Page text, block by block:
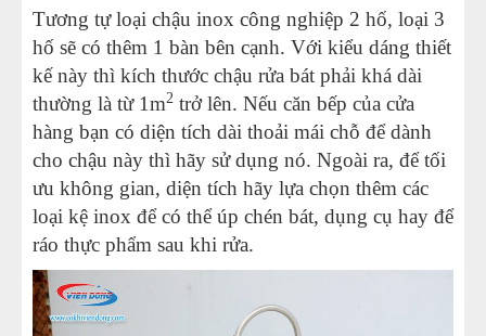
Tương tự loại chậu inox công nghiệp 2 hố, loại 3
hố sẽ có thêm 1 bàn bên cạnh. Với kiểu dáng thiết
kế này thì kích thước chậu rửa bát phải khá dài
thường là từ 1m2 trở lên. Nếu căn bếp của cửa
hàng bạn có diện tích dài thoải mái chỗ để dành
cho chậu này thì hãy sử dụng nó. Ngoài ra, để tối
ưu không gian, diện tích hãy lựa chọn thêm các
loại kệ inox để có thể úp chén bát, dụng cụ hay để
ráo thực phẩm sau khi rửa.